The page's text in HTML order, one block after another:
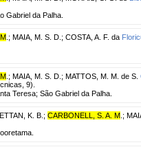
Gabriel da Palha.
; MAIA, M. S. D. ; COSTA, A. F. da
; MAIA, M. S. D. ; MATTOS, M. M. de S.
9).
Teresa; São Gabriel da Palha.
K. B. ; CARBONELL, S. A. M ;